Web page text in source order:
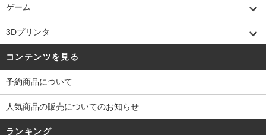
ゲーム
3Dプリンタ
コンテンツを見る
予約商品について
人気商品の販売についてのお知らせ
ランキング